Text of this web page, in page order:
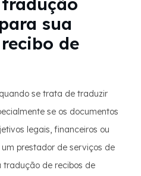
sua
de
se trata de traduzir
se os documentos
legais, financeiros ou
prestador de serviços de
de recibos de